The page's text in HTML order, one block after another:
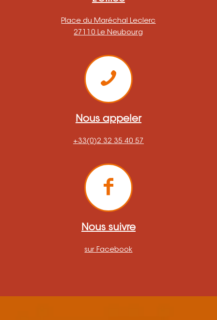
Place du Maréchal Leclerc
27110 Le Neubourg
Nous appeler
+33(0)2 32 35 40 57
Nous suivre
sur Facebook